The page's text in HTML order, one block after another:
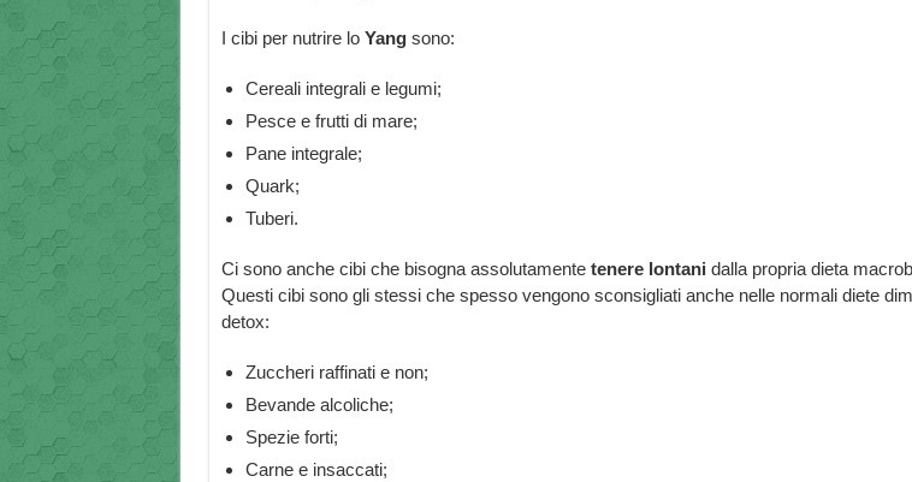
I cibi per nutrire lo Yangsono:
Cereali integrali e legumi;
Pesce e frutti di mare;
Pane integrale;
Quark;
Tuberi.
Ci sono anche cibi che bisogna assolutamente tenere lontani dalla propria dieta
Questi cibi sono gli stessi che spesso vengono sconsigliati anche nelle normali diete
detox:
Zuccheri raffinati e non;
Bevande alcoliche;
Spezie forti;
Carne e insaccati;